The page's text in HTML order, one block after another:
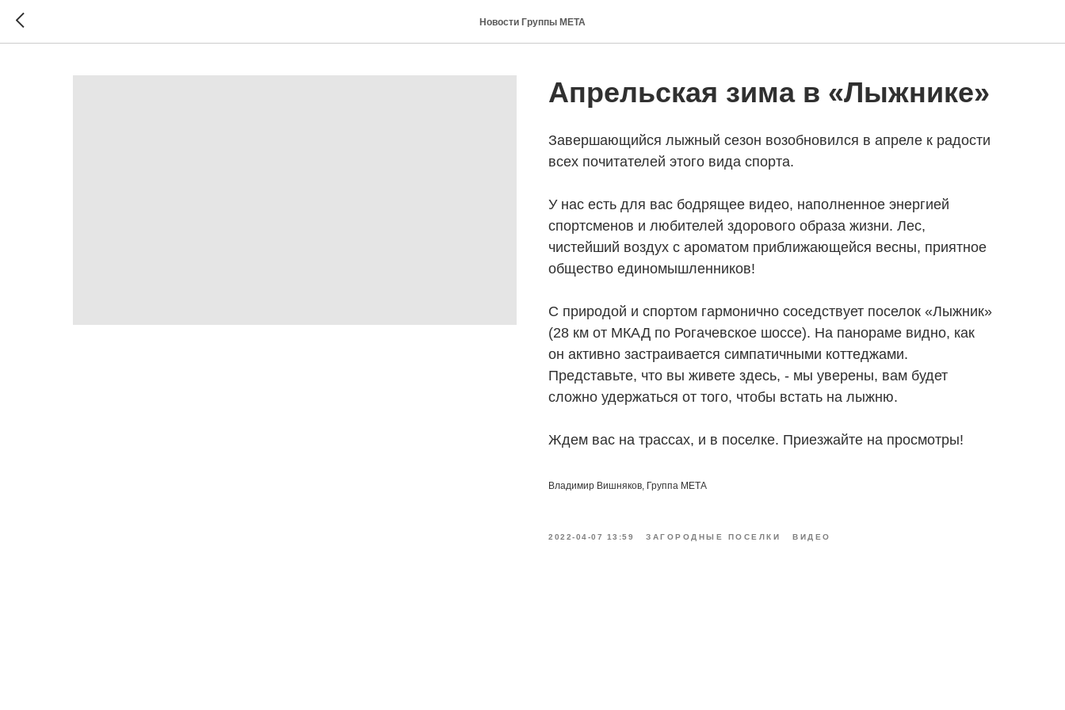
Новости Группы МЕТА
Апрельская зима в «Лыжнике»
Завершающийся лыжный сезон возобновился в апреле к радости
всех почитателей этого вида спорта.
У нас есть для вас бодрящее видео, наполненное энергией
спортсменов и любителей здорового образа жизни. Лес,
чистейший воздух с ароматом приближающейся весны, приятное
общество единомышленников!
С природой и спортом гармонично соседствует поселок «Лыжник»
(28 км от МКАД по Рогачевское шоссе). На панораме видно, как
он активно застраивается симпатичными коттеджами.
Представьте, что вы живете здесь, - мы уверены, вам будет
сложно удержаться от того, чтобы встать на лыжню.
Ждем вас на трассах, и в поселке. Приезжайте на просмотры!
Владимир Вишняков, Группа МЕТА
2022-04-07 13:59 ЗАГОРОДНЫЕ ПОСЕЛКИ ВИДЕО